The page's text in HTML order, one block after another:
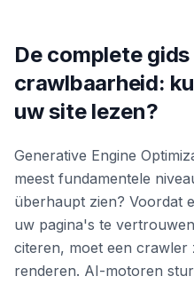
De complete
crawlbaarheid:
uw site lezen?
Generative Engine
meest fundamentele
überhaupt zien? Voordat
uw pagina's te
citeren, moet een crawler
renderen. AI-motoren